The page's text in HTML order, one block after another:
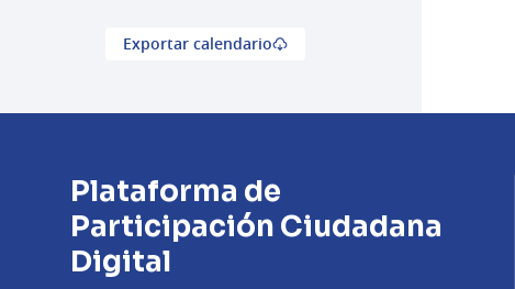
Exportar calendario
Plataforma de
Participación Ciudadana
Digital